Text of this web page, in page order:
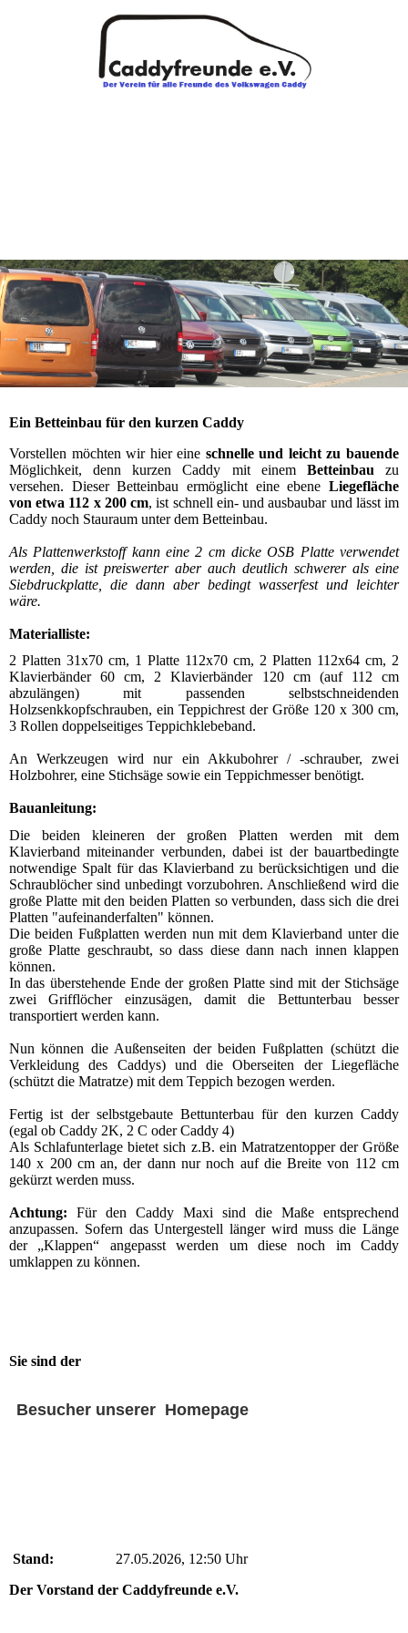
Ein Betteinbau für den kurzen Caddy
Vorstellen möchten wir hier eine schnelle und leicht zu bauende
Möglichkeit, denn kurzen Caddy mit einem Betteinbau zu
versehen. Dieser Betteinbau ermöglicht eine ebene Liegefläche
von etwa 112 x 200 cm, ist schnell ein- und ausbaubar und lässt im
Caddy noch Stauraum unter dem Betteinbau.
Als Plattenwerkstoff kann eine 2 cm dicke OSB Platte verwendet
werden, die ist preiswerter aber auch deutlich schwerer als eine
Siebdruckplatte, die dann aber bedingt wasserfest und leichter
wäre.
Materialliste:
2 Platten 31x70 cm, 1 Platte 112x70 cm, 2 Platten 112x64 cm, 2
Klavierbänder60 cm, 2 Klavierbänder 120 cm (auf 112 cm
abzulängen) mit passenden selbstschneidenden
Holzsenkkopfschrauben, ein Teppichrest der Größe 120 x 300 cm,
3 Rollen doppelseitiges Teppichklebeband.
An Werkzeugen wird nur ein Akkubohrer / -schrauber, zwei
Holzbohrer, eine Stichsäge sowie ein Teppichmesser benötigt.
Bauanleitung:
Die beiden kleineren der großen Platten werden mit dem
Klavierbandmiteinander verbunden, dabei ist der bauartbedingte
notwendige Spalt für das Klavierband zu berücksichtigen und die
Schraublöcher sind unbedingt vorzubohren. Anschließend wird die
große Platte mit den beiden Platten soverbunden, dass sich die drei
Platten "aufeinanderfalten" können.
Die beiden Fußplatten werden nun mit dem Klavierband unter die
große Platte geschraubt, so dass diese dann nach innen klappen
können.
In das überstehende Ende der großen Platte sind mit der Stichsäge
zweiGrifflöcher einzusägen, damit die Bettunterbau besser
transportiert werden kann.
Nun können die Außenseiten der beiden Fußplatten (schützt die
Verkleidung des Caddys) und die Oberseiten der Liegefläche
(schützt die Matratze) mit dem Teppich bezogen werden.
Fertig ist der selbstgebaute Bettunterbau für den kurzen Caddy
(egal ob Caddy 2K, 2 C oder Caddy 4)
Als Schlafunterlage bietet sich z.B. ein Matratzentopper der Größe
140 x 200 cman, der dann nur noch auf die Breite von 112 cm
gekürzt werden muss.
Achtung: Für den Caddy Maxi sind die Maße entsprechend
anzupassen. Sofern das Untergestell länger wird muss die Länge
der „Klappen“ angepasstwerden um diese noch im Caddy
umklappen zu können.
Sie sind der
Besucher unserer Homepage
Stand: 27.05.2026, 12:50 Uhr
Der Vorstand der Caddyfreunde e.V.